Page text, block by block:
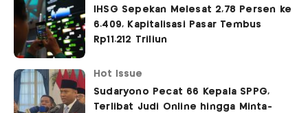
IHSG Sepekan Melesat 2,78 Persen ke
6.409, Kapitalisasi Pasar Tembus
Rp11.212 Triliun
Hot Issue
Sudaryono Pecat 66 Kepala SPPG,
Terlibat Judi Online hingga Minta-